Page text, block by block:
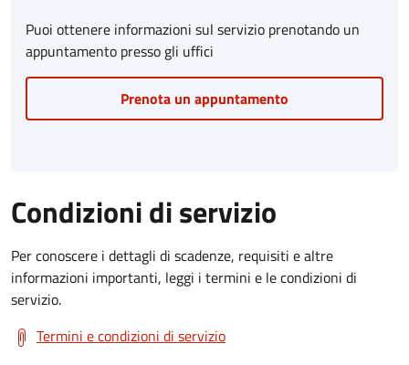
Puoi ottenere informazioni sul servizio prenotando un
appuntamento presso gli uffici
Prenota un appuntamento
Condizioni di servizio
Per conoscere i dettagli di scadenze, requisiti e altre
informazioni importanti, leggi i termini e le condizioni di
servizio.
Termini e condizioni di servizio